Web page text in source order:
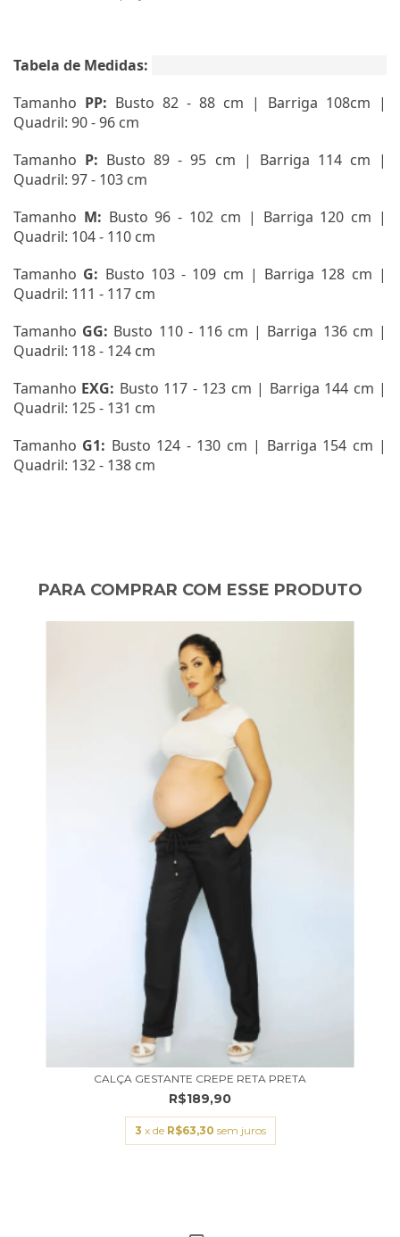
Tabela de Medidas:
Tamanho PP: Busto 82 - 88 cm | Barriga 108cm |
Quadril: 90 - 96 cm
Tamanho P: Busto 89 - 95 cm | Barriga 114 cm |
Quadril: 97 - 103 cm
Tamanho M: Busto 96 - 102 cm | Barriga 120 cm |
Quadril: 104 - 110 cm
Tamanho G: Busto 103 - 109 cm | Barriga 128 cm |
Quadril: 111 - 117 cm
Tamanho GG: Busto 110 - 116 cm | Barriga 136 cm |
Quadril: 118 - 124 cm
Tamanho EXG: Busto 117 - 123 cm | Barriga 144 cm |
Quadril: 125 - 131 cm
Tamanho G1: Busto 124 - 130 cm | Barriga 154 cm |
Quadril: 132 - 138 cm
PARA COMPRAR COM ESSE PRODUTO
CALÇA GESTANTE CREPE RETA PRETA
R$189,90
3 x de R$63,30 sem juros